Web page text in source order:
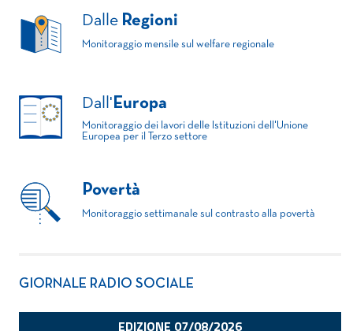
Dalle Regioni
Monitoraggio mensile sul welfare regionale
Dall' Europa
Monitoraggio dei lavori delle Istituzioni dell'Unione
Europea per il Terzo settore
Povertà
Monitoraggio settimanale sul contrasto alla povertà
GIORNALE RADIO SOCIALE